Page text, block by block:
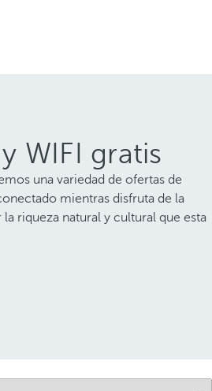
WIFI gratis
una variedad de ofertas de
mientras disfruta de la
riqueza natural y cultural que esta